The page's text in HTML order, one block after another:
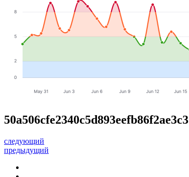
50a506cfe2340c5d893eefb86f2ae3c3
следующий
предыдущий